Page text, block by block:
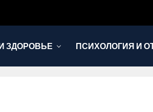
ЗДОРОВЬЕ ПСИХОЛОГИЯ И